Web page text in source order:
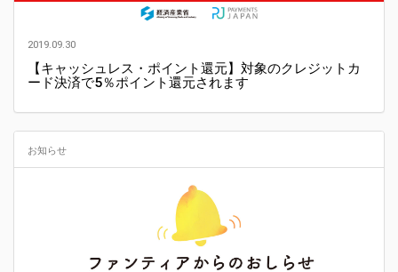
2019.09.30
【キャッシュレス・ポイント還元】対象のクレジットカ
ード決済で5％ポイント還元されます
お知らせ